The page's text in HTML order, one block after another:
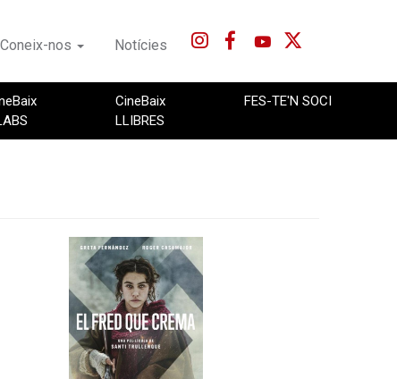
Coneix-nos Notícies
CineBaix
LLIBRES
FES-TE'N SOCI